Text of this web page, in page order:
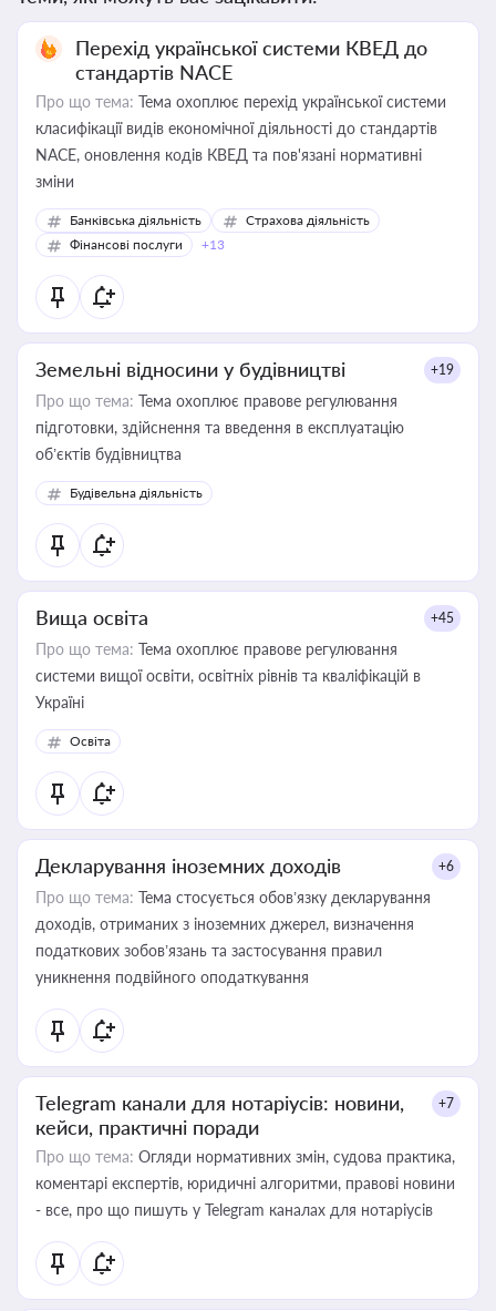
Перехід української системи КВЕД до
стандартів NACE
Про що тема: Тема охоплює перехід української системи
класифікації видів економічної діяльності до стандартів
NACE, оновлення кодів КВЕД та пов'язані нормативні
зміни
Банківська діяльність
Страхова діяльність
Фінансові послуги
+13
Земельні відносини у будівництві +19
Про що тема: Тема охоплює правове регулювання
підготовки, здійснення та введення в експлуатацію
об’єктів будівництва
Будівельна діяльність
Вища освіта +45
Про що тема: Тема охоплює правове регулювання
системи вищої освіти, освітніх рівнів та кваліфікацій в
Україні
Освіта
Декларування іноземних доходів +6
Про що тема: Тема стосується обов’язку декларування
доходів, отриманих з іноземних джерел, визначення
податкових зобов’язань та застосування правил
уникнення подвійного оподаткування
Telegram канали для нотаріусів: новини,
кейси, практичні поради
+7
Про що тема: Огляди нормативних змін, судова практика,
коментарі експертів, юридичні алгоритми, правові новини
- все, про що пишуть у Telegram каналах для нотаріусів